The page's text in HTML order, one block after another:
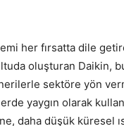
her fırsatta dile
oluşturan Daikin,
sektöre yön
yaygın olarak
daha düşük küresel